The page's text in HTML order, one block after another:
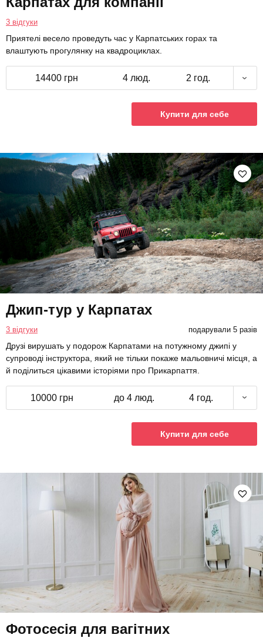
3 відгуки
Приятелі весело проведуть час у Карпатських горах та
влаштують прогулянку на квадроциклах.
14400 грн 4 люд. 2 год.
Купити для себе
Джип-тур у Карпатах
3 відгуки подарували 5 разів
Друзі вирушать у подорож Карпатами на потужному джипі у
супроводі інструктора, який не тільки покаже мальовничі місця, а
й поділиться цікавими історіями про Прикарпаття.
10000 грн до 4 люд. 4 год.
Купити для себе
Фотосесія для вагітних